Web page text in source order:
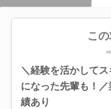
こ
＼経験を活かして
になった先輩も！
績あり